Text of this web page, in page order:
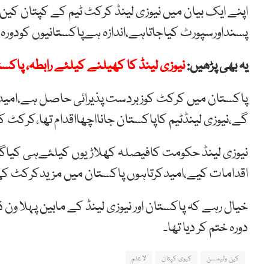
اپنے ایک بیان میں نیوزی لینڈ کرکٹ ٹیم کے کپتان
پسنداورسپورٹ کیاجاتاہے،اندازہ ہےپاکستانیوں
یہ بھی پڑھیں:نیوزی لینڈ کا کھیلنے کیلئے رابطہ،
پاکستان میں کرکٹ کوزبردست پذیرائی حاصل
گے،نیوزی لینڈٹیم کاپاکستان جانااچھااقدام
نیوزی لینڈ حکومت کافیصلہ کھلاڑیوں کیلئےہی
اقدامات کیے،امیدکرتاہوں پاکستان میں مزیدکرکٹ
خیال رہے کہ پاکستان اور نیوزی لینڈ کے مابین
دورہ ختم کر دیا تھا۔
کین ولیمسن کیوی کپتان لاعلم